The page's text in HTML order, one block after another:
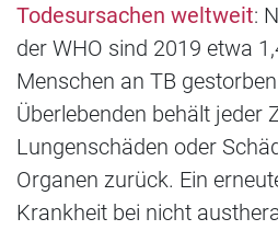
Todesursachen weltweit:
der WHO sind 2019 etwa
Menschen an TB
Überlebenden behält jeder
Lungenschäden oder
Organen zurück. Ein
Krankheit bei nicht